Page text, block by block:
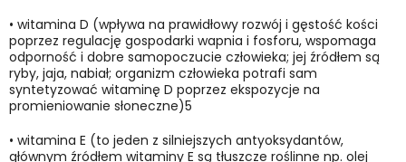
• witamina D (wpływa na prawidłowy rozwój i gęstość kości
poprzez regulację gospodarki wapnia i fosforu, wspomaga
odporność i dobre samopoczucie człowieka; jej źródłem są
ryby, jaja, nabiał; organizm człowieka potrafi sam
syntetyzować witaminę D poprzez ekspozycje na
promieniowanie słoneczne)5
• witamina E (to jeden z silniejszych antyoksydantów,
głównym źródłem witaminy E są tłuszcze roślinne np. olej